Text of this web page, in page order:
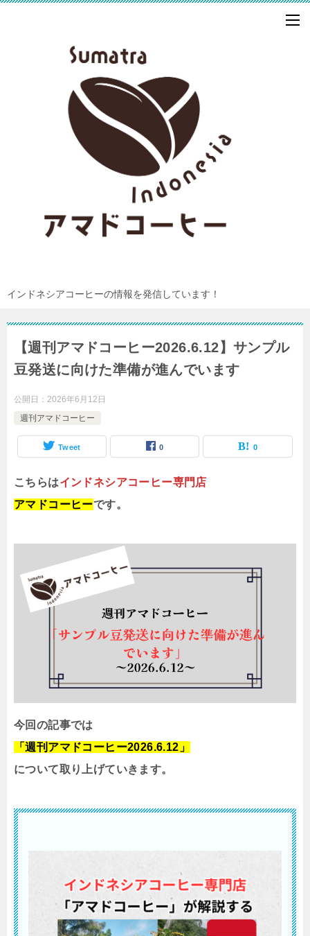
インドネシアコーヒーの情報を発信しています！
【週刊アマドコーヒー2026.6.12】サンプル
豆発送に向けた準備が進んでいます
公開日： 2026年6月12日
週刊アマドコーヒー
Tweet 0 0
こちらはインドネシアコーヒー専門店
アマドコーヒーです。
今回の記事では
「週刊アマドコーヒー2026.6.12」
について取り上げていきます。